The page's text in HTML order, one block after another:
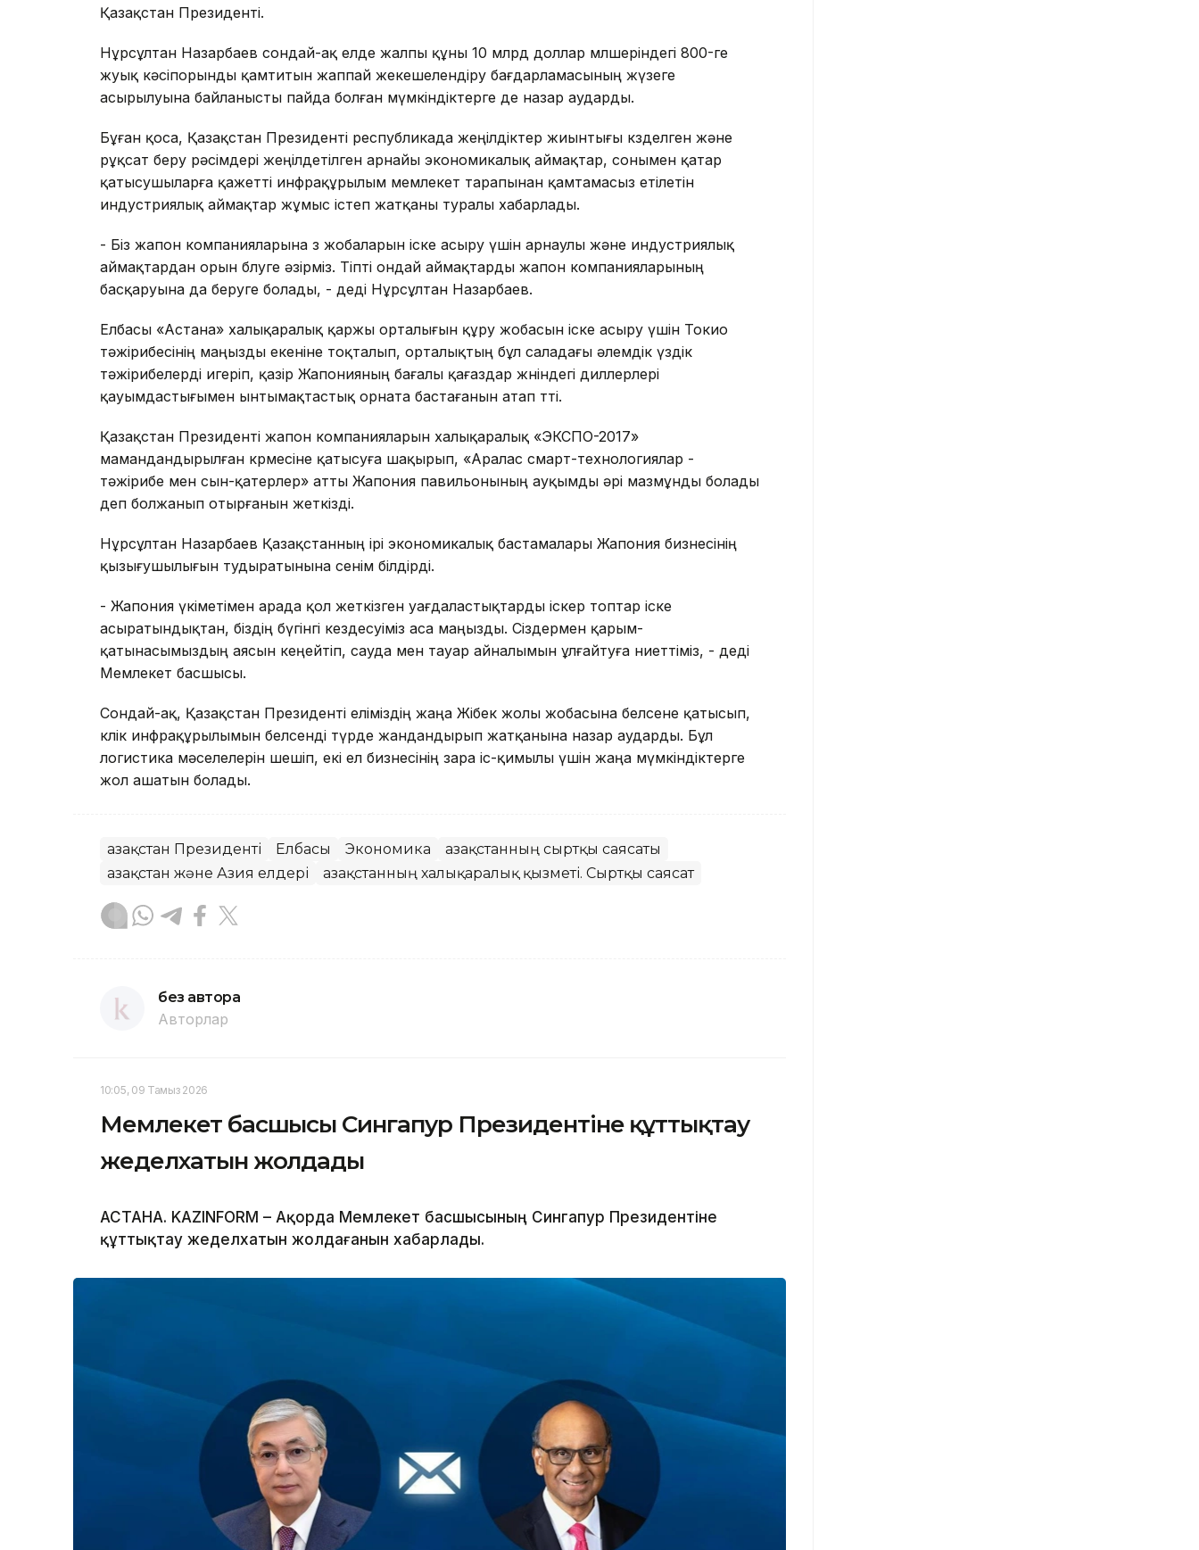
Қазақстан Президенті.
Нұрсұлтан Назарбаев сондай-ақ елде жалпы құны 10 млрд доллар мөлшеріндегі 800-ге
жуық кәсіпорынды қамтитын жаппай жекешелендіру бағдарламасының жүзеге
асырылуына байланысты пайда болған мүмкіндіктерге де назар аударды.
Бұған қоса, Қазақстан Президенті республикада жеңілдіктер жиынтығы көзделген және
рұқсат беру рәсімдері жеңілдетілген арнайы экономикалық аймақтар, сонымен қатар
қатысушыларға қажетті инфрақұрылым мемлекет тарапынан қамтамасыз етілетін
индустриялық аймақтар жұмыс істеп жатқаны туралы хабарлады.
- Біз жапон компанияларына өз жобаларын іске асыру үшін арнаулы және индустриялық
аймақтардан орын бөлуге әзірміз. Тіпті ондай аймақтарды жапон компанияларының
басқаруына да беруге болады, - деді Нұрсұлтан Назарбаев.
Елбасы «Астана» халықаралық қаржы орталығын құру жобасын іске асыру үшін Токио
тәжірибесінің маңызды екеніне тоқталып, орталықтың бұл саладағы әлемдік үздік
тәжірибелерді игеріп, қазір Жапонияның бағалы қағаздар жөніндегі диллерлері
қауымдастығымен ынтымақтастық орната бастағанын атап өтті.
Қазақстан Президенті жапон компанияларын халықаралық «ЭКСПО-2017»
мамандандырылған көрмесіне қатысуға шақырып, «Аралас смарт-технологиялар -
тәжірибе мен сын-қатерлер» атты Жапония павильонының ауқымды әрі мазмұнды болады
деп болжанып отырғанын жеткізді.
Нұрсұлтан Назарбаев Қазақстанның ірі экономикалық бастамалары Жапония бизнесінің
қызығушылығын тудыратынына сенім білдірді.
- Жапония үкіметімен арада қол жеткізген уағдаластықтарды іскер топтар іске
асыратындықтан, біздің бүгінгі кездесуіміз аса маңызды. Сіздермен қарым-
қатынасымыздың аясын кеңейтіп, сауда мен тауар айналымын ұлғайтуға ниеттіміз, - деді
Мемлекет басшысы.
Сондай-ақ, Қазақстан Президенті еліміздің жаңа Жібек жолы жобасына белсене қатысып,
көлік инфрақұрылымын белсенді түрде жандандырып жатқанына назар аударды. Бұл
логистика мәселелерін шешіп, екі ел бизнесінің өзара іс-қимылы үшін жаңа мүмкіндіктерге
жол ашатын болады.
Қазақстан Президенті Елбасы Экономика
Қазақстанның сыртқы саясаты
Қазақстан және Азия елдері
Қазақстанның халықаралық қызметі. Сыртқы саясат
без автора
Авторлар
10:05, 09 Тамыз 2026
Мемлекет басшысы Сингапур Президентіне құттықтау
жеделхатын жолдады
АСТАНА. KAZINFORM – Ақорда Мемлекет басшысының Сингапур Президентіне
құттықтау жеделхатын жолдағанын хабарлады.